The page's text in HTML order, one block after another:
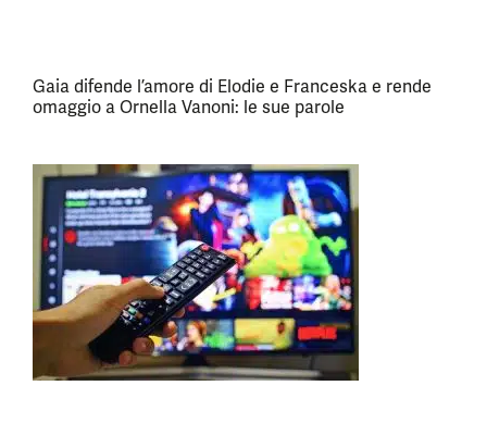
Gaia difende l’amore di Elodie e Franceska e rende
omaggio a Ornella Vanoni: le sue parole